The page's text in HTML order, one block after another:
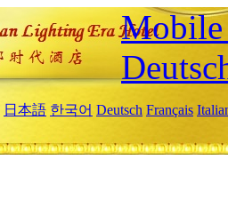
Mobile
日本語 한국어 Deutsch Français